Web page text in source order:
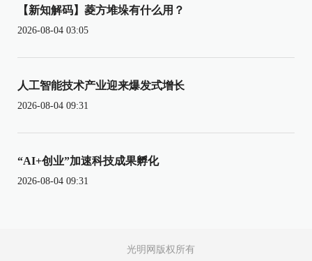
【新知解码】菱方堆垛有什么用？
2026-08-04 03:05
人工智能技术产业迎来爆发式增长
2026-08-04 09:31
“AI+创业”加速科技成果孵化
2026-08-04 09:31
光明网版权所有